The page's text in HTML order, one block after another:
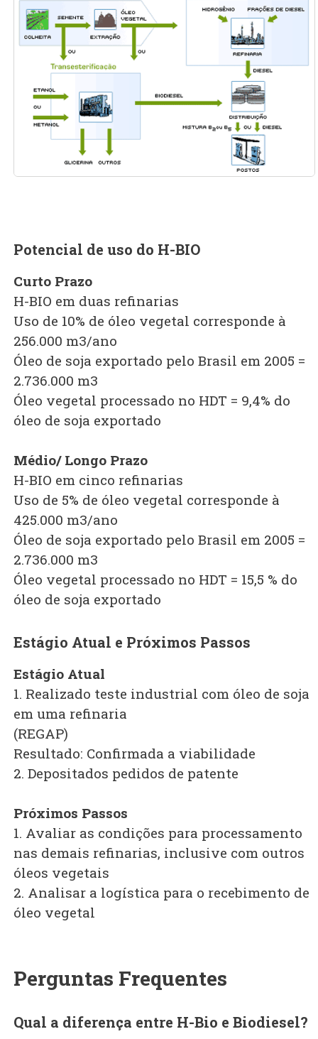
Potencial de uso do H-BIO
Curto Prazo
H-BIO em duas refinarias
Uso de 10% de óleo vegetal corresponde à
256.000 m3/ano
Óleo de soja exportado pelo Brasil em 2005 =
2.736.000 m3
Óleo vegetal processado no HDT = 9,4% do
óleo de soja exportado
Médio/ Longo Prazo
H-BIO em cinco refinarias
Uso de 5% de óleo vegetal corresponde à
425.000 m3/ano
Óleo de soja exportado pelo Brasil em 2005 =
2.736.000 m3
Óleo vegetal processado no HDT = 15,5 % do
óleo de soja exportado
Estágio Atual e Próximos Passos
Estágio Atual
1. Realizado teste industrial com óleo de soja
em uma refinaria
(REGAP)
Resultado: Confirmada a viabilidade
2. Depositados pedidos de patente
Próximos Passos
1. Avaliar as condições para processamento
nas demais refinarias, inclusive com outros
óleos vegetais
2. Analisar a logística para o recebimento de
óleo vegetal
Perguntas Frequentes
Qual a diferença entre H-Bio e Biodiesel?